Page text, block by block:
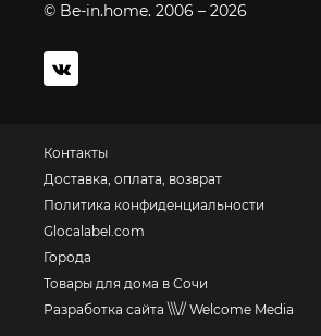
© Be-in.home. 2006 – 2026
Контакты
Доставка, оплата, возврат
Политика конфиденциальности
Glocalabel.com
Города
Товары для дома в Сочи
Разработка сайта \\\// Welcome Media